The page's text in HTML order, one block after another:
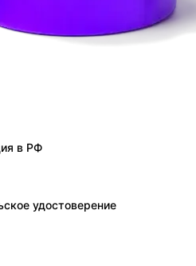
в РФ
удостоверение